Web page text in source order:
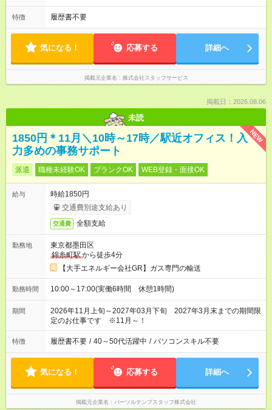
特徴 履歴書不要
気になる！ 応募する 詳細へ
掲載元企業名 株式会社スタッフサービス
掲載日：2026.08.06
未読
NEW
1850円＊11月＼10時～17時／駅近オフィス！入
力多めの事務サポート
派遣 職種未経験OK ブランクOK WEB登録・面接OK
給与
時給1850円
交通費別途支給あり
交通費 全額支給
勤務地
東京都墨田区
錦糸町駅から徒歩4分
【大手エネルギー会社GR】ガス専門の輸送
勤務時間 10:00～17:00(実働6時間 休憩1時間)
期間
2026年11月上旬～2027年03月下旬 2027年3月末までの期間限
定のお仕事です ※11月～！
特徴 履歴書不要 / 40～50代活躍中 / パソコンスキル不要
気になる！ 応募する 詳細へ
掲載元企業名 パーソルテンプスタッフ株式会社